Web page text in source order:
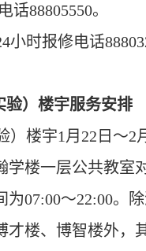
话88805550。
小时报修电话
验）楼宇服务安排
）楼宇1 月 22 日 ～2
学楼一层公共教室
为07:00～22:00。
才楼、博智楼外，